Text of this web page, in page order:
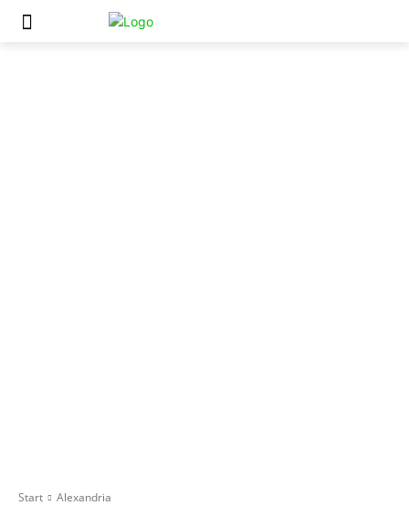
Start Alexandria